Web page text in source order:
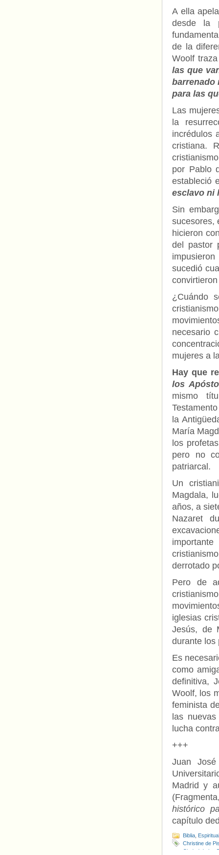
A ella
desde la
de la
Woolf
las que
barrenado
para las
Las
la
incrédulos
cristiana.
por Pablo
estableció
esclavo ni
Sin
sucesores,
hicieron
del pastor
sucedió
¿Cuándo
necesario
mujeres a
Hay que
los
mismo
la
María
los
pero no
patriarcal.
Un
Magdala,
años, a
Nazaret
derrotado
Pero de
iglesias
Jesús, de
durante los
Es
como
definitiva,
Woolf, los
feminista
las
lucha
+++
Juan
Madrid y
histórico
capítulo
Biblia
Christine de
Ciudad de las